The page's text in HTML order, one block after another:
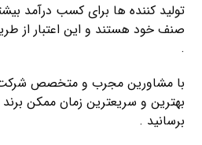
تولید کننده ها برای کسب درآمد
صنف خود هستند و این اعتبار از
.
با مشاورین مجرب و متخصص
بهترین و سریعترین زمان ممکن برند
برسانید .